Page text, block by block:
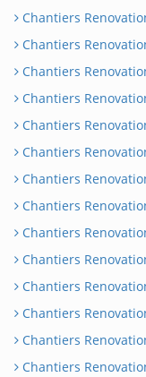
Chantiers
Chantiers
Chantiers
Chantiers
Chantiers
Chantiers
Chantiers
Chantiers
Chantiers
Chantiers
Chantiers
Chantiers
Chantiers
Chantiers